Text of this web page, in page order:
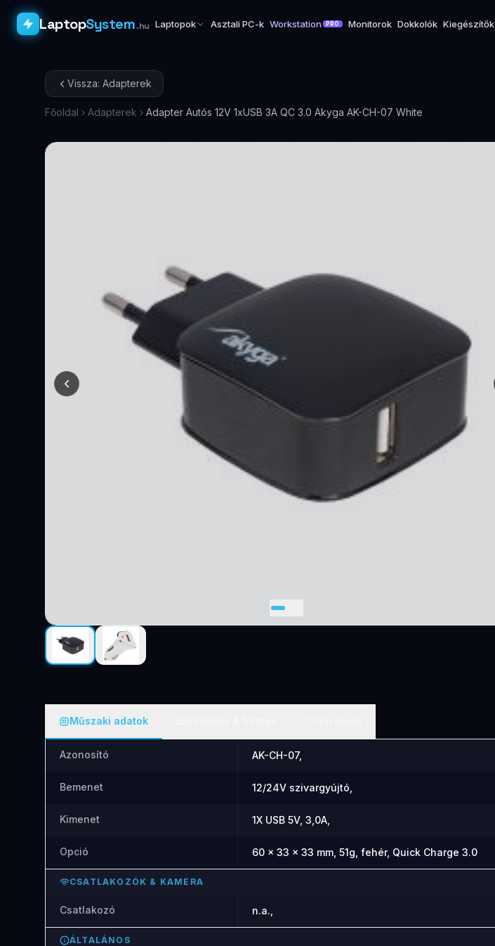
LaptopSystem.hu Laptopok Asztali PC-k Workstation PRO Monitorok Dokkolók Kiegészítők
Vissza: Adapterek
Főoldal Adapterek Adapter Autós 12V 1xUSB 3A QC 3.0 Akyga AK-CH-07 White
Műszaki adatok
Azonosító AK-CH-07,
Bemenet 12/24V szivargyújtó,
Kimenet 1X USB 5V, 3,0A,
Opció 60 x 33 x 33 mm, 51g, fehér, Quick Charge 3.0
CSATLAKOZÓK & KAMERA
Csatlakozó n.a.,
ÁLTALÁNOS